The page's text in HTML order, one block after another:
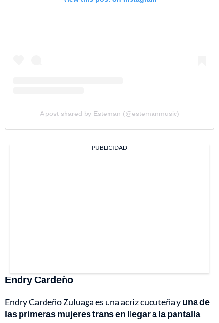
A post shared by Esteman (@estemanmusic)
PUBLICIDAD
Endry Cardeño
Endry Cardeño Zuluaga es una acriz cucuteña yuna de
las primeras mujeres trans en llegar a la pantalla